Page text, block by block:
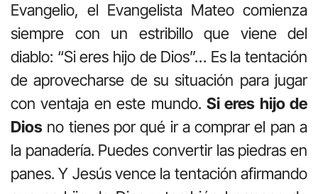
Evangelio, el Evangelista Mateo comienza
siempre con un estribillo que viene del
diablo: “Si eres hijo de Dios”… Es la tentación
de aprovecharse de su situación para jugar
con ventaja en este mundo. Si eres hijo de
Dios no tienes por qué ir a comprar el pan a
la panadería. Puedes convertir las piedras en
panes. Y Jesús vence la tentación afirmando